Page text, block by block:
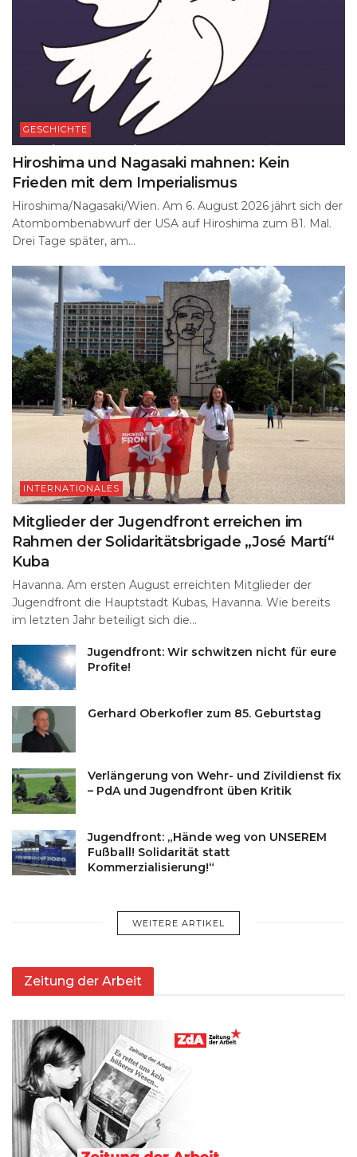
GESCHICHTE
Hiroshima und Nagasaki mahnen: Kein
Frieden mit dem Imperialismus
Hiroshima/Nagasaki/Wien. Am 6. August 2026 jährt sich der
Atombombenabwurf der USA auf Hiroshima zum 81. Mal.
Drei Tage später, am...
INTERNATIONALES
Mitglieder der Jugendfront erreichen im
Rahmen der Solidaritätsbrigade „José Martí“
Kuba
Havanna. Am ersten August erreichten Mitglieder der
Jugendfront die Hauptstadt Kubas, Havanna. Wie bereits
im letzten Jahr beteiligt sich die...
Jugendfront: Wir schwitzen nicht für eure
Profite!
Gerhard Oberkofler zum 85. Geburtstag
Verlängerung von Wehr- und Zivildienst fix
– PdA und Jugendfront üben Kritik
Jugendfront: „Hände weg von UNSEREM
Fußball! Solidarität statt
Kommerzialisierung!“
WEITERE ARTIKEL
Zeitung der Arbeit